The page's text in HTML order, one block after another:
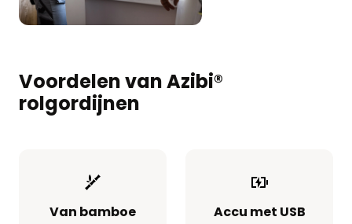
Voordelen van Azibi®
rolgordijnen
Van bamboe Accu met USB